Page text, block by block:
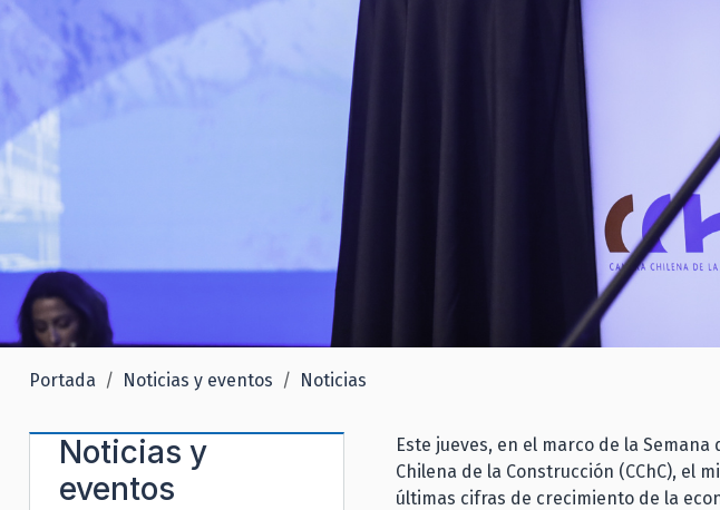
Portada Noticias y eventos Noticias
Este jueves, en el marco de la
Chilena de la Construcción (CChC), el
últimas cifras de crecimiento de la
Noticias y
eventos